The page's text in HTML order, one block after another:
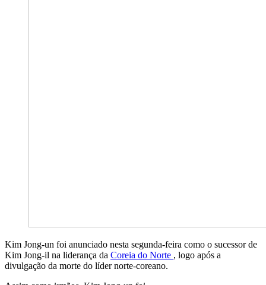
Kim Jong-un foi anunciado nesta segunda-feira como o sucessor de
Kim Jong-il na liderança da Coreia do Norte , logo após a
divulgação da morte do líder norte-coreano.